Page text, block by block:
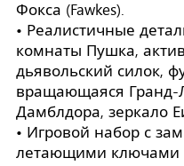
Фокса (Fawkes).
• Реалистичные
комнаты Пушка,
дьявольский силок,
вращающаяся Гранд-
Дамблдора, зеркало
• Игровой набор с
летающими